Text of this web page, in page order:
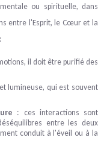
ou spirituelle, dans
entre l'Esprit, le Cœur et la
il doit être purifié des
lumineuse, qui est souvent
: ces interactions sont
entre les deux
conduit à l'éveil ou à la